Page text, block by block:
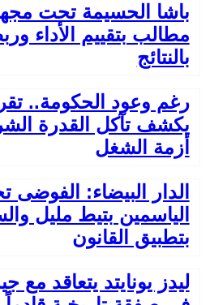
باشا الحسيمة تحت
مطالب بتقييم الأداء
بالنتائج
رغم وعود الحكومة..
يكشف تآكل القدرة
أزمة الشغل
الدار البيضاء:
الياسمين بتيط مليل
بتطبيق القانون
ليدز يونايتد يتعاقد مع